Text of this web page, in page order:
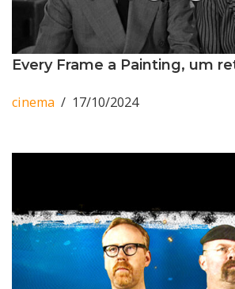
Every Frame a Painting, um
cinema 17/10/2024